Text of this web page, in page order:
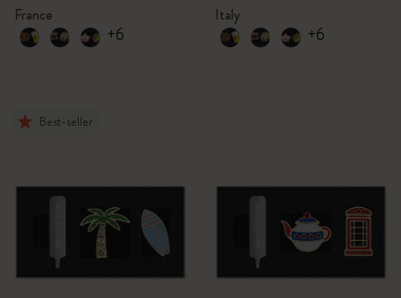
France
+6
Italy
+6
Best-seller